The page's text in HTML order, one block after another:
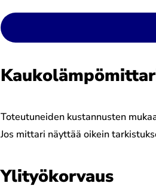
Toteutuneiden kustannusten
Jos mittari näyttää oikein
Ylityökorvaus